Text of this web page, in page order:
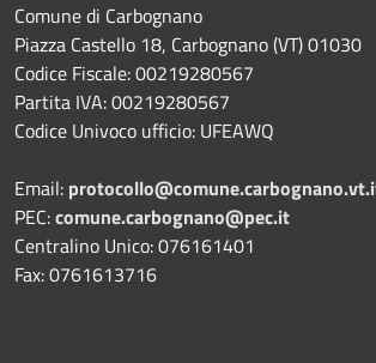
Comune di Carbognano
Piazza Castello 18, Carbognano (VT) 01030
Codice Fiscale: 00219280567
Partita IVA: 00219280567
Codice Univoco ufficio: UFEAWQ
Email:
PEC:comune.carbognano@pec.it
Centralino Unico: 076161401
Fax: 0761613716